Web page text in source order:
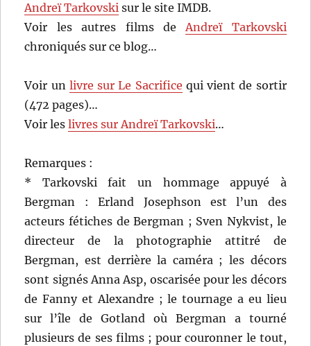
Andreï Tarkovski sur le site IMDB.
Voir les autres films deAndreï Tarkovski
chroniqués sur ce blog…
Voir un livre sur Le Sacrifice qui vient de sortir
(472 pages)…
Voir leslivres sur Andreï Tarkovski…
Remarques :
* Tarkovski fait un hommage appuyé à
Bergman : Erland Josephson est l’un des
acteurs fétiches de Bergman ; Sven Nykvist, le
directeur de la photographie attitré de
Bergman, est derrière la caméra ; les décors
sont signés Anna Asp, oscarisée pour les décors
de Fanny et Alexandre ; le tournage a eu lieu
sur l’île de Gotland où Bergman a tourné
plusieurs de ses films ; pour couronner le tout,